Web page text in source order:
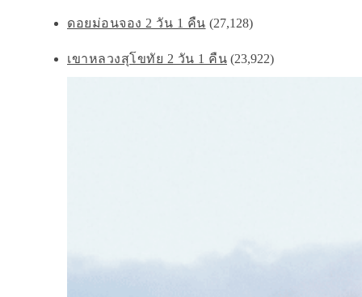
ดอยม่อนจอง 2 วัน 1 คืน (27,128)
เขาหลวงสุโขทัย 2 วัน 1 คืน (23,922)